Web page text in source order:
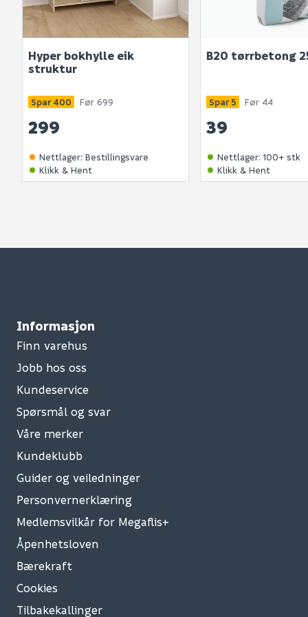
Hyper bokhylle eik
struktur
299
Spar 400 Før 699
Nettlager: Bestillingsvare
Klikk & Hent
B20 tørrbetong
39
Spar 5 Før 44
Nettlager:100+ stk
Klikk & Hent
Informasjon
Finn varehus
Jobb hos oss
Kundeservice
Spørsmål og svar
Våre merker
Kundeklubb
Guider og veiledninger
Personvernerklæring
Medlemsvilkår for Megaflis+
Åpenhetsloven
Bærekraft
Cookies
Tilbakekallinger